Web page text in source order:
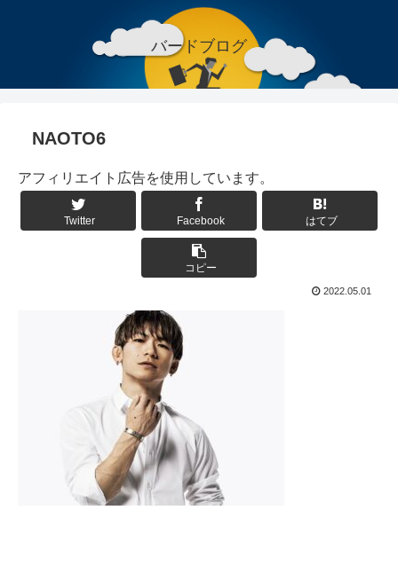
バードブログ
NAOTO6
アフィリエイト広告を使用しています。
Twitter Facebook はてブ
コピー
2022.05.01